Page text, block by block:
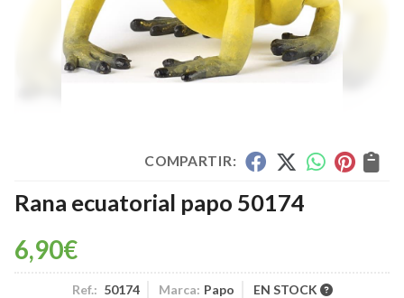
COMPARTIR:
Rana ecuatorial papo 50174
6,90€
Ref.: 50174 Marca: Papo EN STOCK